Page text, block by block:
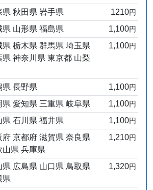
県 秋田県 岩手県 1210円
県 山形県 福島県 1,100円
県 栃木県 群馬県 埼玉県
県 神奈川県 東京都 山梨
1,100円
県 長野県 1,100円
県 愛知県 三重県 岐阜県 1,100円
県 石川県 福井県 1,100円
府 京都府 滋賀県 奈良県
山県 兵庫県
1,210円
県 広島県 山口県 鳥取県
県
1,320円